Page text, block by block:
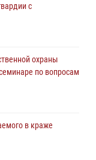
с
охраны
по вопросам
в краже